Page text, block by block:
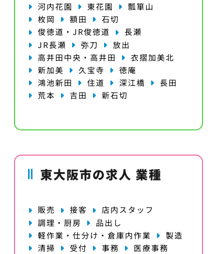
河内花園
東花園
瓢箪山
枚岡
額田
石切
俊徳道・JR俊徳道
長瀬
JR長瀬
弥刀
放出
高井田中央・高井田
衣摺加美北
新加美
久宝寺
徳庵
鴻池新田
住道 深江橋
長田
荒本
吉田 新石切
東大阪市の求人 業種
販売 接客
店内スタッフ
調理・厨房
品出し
軽作業・仕分け・倉庫内作業
製造
清掃
受付 事務
医療事務